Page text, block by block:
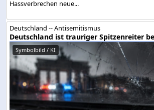
Hassverbrechen neue...
Deutschland -- Antisemitismus
Deutschland ist trauriger Spitzenreiter
Symbolbild / KI